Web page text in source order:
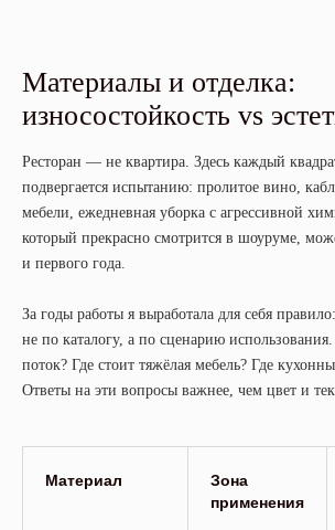
Материалы и отделка:
износостойкость vs
Ресторан — не квартира. Здесь каждый
подвергается испытанию: пролитое вино,
мебели, ежедневная уборка с агрессивной
который прекрасно смотрится в шоуруме,
и первого года.
За годы работы я выработала для себя
не по каталогу, а по сценарию
поток? Где стоит тяжёлая мебель? Где
Ответы на эти вопросы важнее, чем цвет и
Материал
Зона
применения